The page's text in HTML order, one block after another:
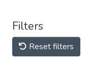
Filters
Reset filters